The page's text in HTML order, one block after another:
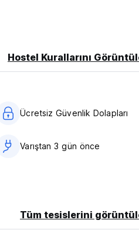
Hostel Kurallarını
Ücretsiz Güvenlik Dolapları
Varıştan 3 gün önce
Tüm tesislerini